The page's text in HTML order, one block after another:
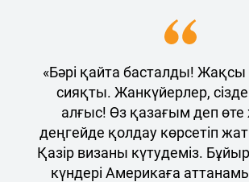
«Бәрі қайта басталды! Жақсы
сияқты. Жанкүйерлер,
алғыс! Өз қазағым деп
деңгейде қолдау көрсетіп
Қазір визаны күтудеміз.
күндері Америкаға